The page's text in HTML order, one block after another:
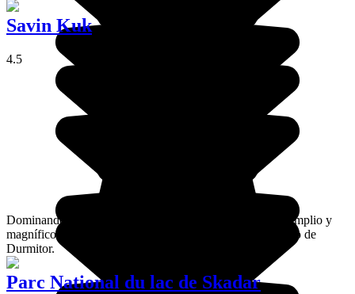
Savin Kuk
4.5
Dominando una estación de esquí, Savin Kuk ofrece un amplio y
magnífico panorama sobre Montenegro así como el macizo de
Durmitor.
Parc National du lac de Skadar